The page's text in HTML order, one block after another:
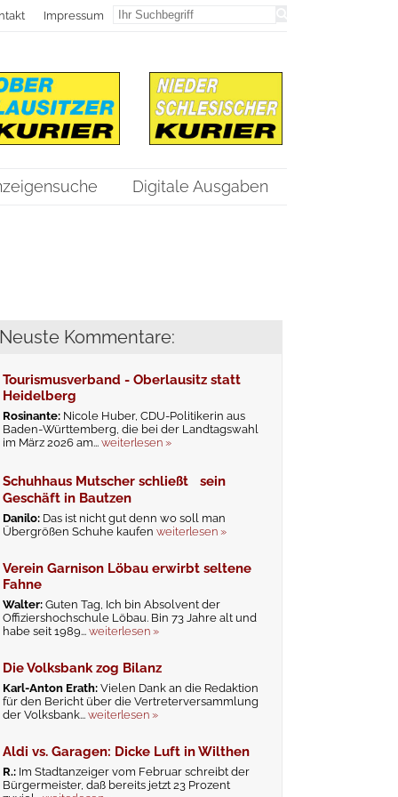
Impressum
Digitale Ausgaben
Neuste Kommentare:
Tourismusverband - Oberlausitz statt
Heidelberg
Rosinante: Nicole Huber, CDU-Politikerin aus
Baden-Württemberg, die bei der Landtagswahl
im März 2026 am...weiterlesen »
Schuhhaus Mutscher schließt sein
Geschäft in Bautzen
Danilo: Das ist nicht gut denn wo soll man
Übergrößen Schuhe kaufenweiterlesen »
Verein Garnison Löbau erwirbt seltene
Fahne
Walter:Guten Tag, Ich bin Absolvent der
Offiziershochschule Löbau. Bin 73 Jahre alt und
habe seit 1989...weiterlesen »
Die Volksbank zog Bilanz
Karl-Anton Erath:Vielen Dank an die Redaktion
für den Bericht über die Vertreterversammlung
der Volksbank...weiterlesen »
Aldi vs. Garagen: Dicke Luft in Wilthen
R.: Im Stadtanzeiger vom Februar schreibt der
Bürgermeister, daß bereits jetzt 23 Prozent